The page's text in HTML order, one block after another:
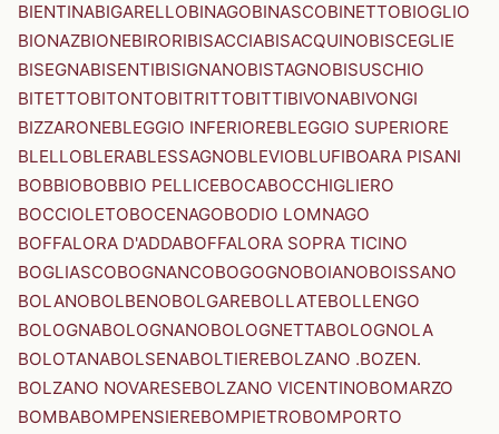
BIENTINABIGARELLOBINAGOBINASCOBINETTOBIOGLIO
BIONAZBIONEBIRORIBISACCIABISACQUINOBISCEGLIE
BISEGNABISENTIBISIGNANOBISTAGNOBISUSCHIO
BITETTOBITONTOBITRITTOBITTIBIVONABIVONGI
BIZZARONEBLEGGIO INFERIOREBLEGGIO SUPERIORE
BLELLOBLERABLESSAGNOBLEVIOBLUFIBOARA PISANI
BOBBIOBOBBIO PELLICEBOCABOCCHIGLIERO
BOCCIOLETOBOCENAGOBODIO LOMNAGO
BOFFALORA D'ADDABOFFALORA SOPRA TICINO
BOGLIASCOBOGNANCOBOGOGNOBOIANOBOISSANO
BOLANOBOLBENOBOLGAREBOLLATEBOLLENGO
BOLOGNABOLOGNANOBOLOGNETTABOLOGNOLA
BOLOTANABOLSENABOLTIEREBOLZANO .BOZEN.
BOLZANO NOVARESEBOLZANO VICENTINOBOMARZO
BOMBABOMPENSIEREBOMPIETROBOMPORTO